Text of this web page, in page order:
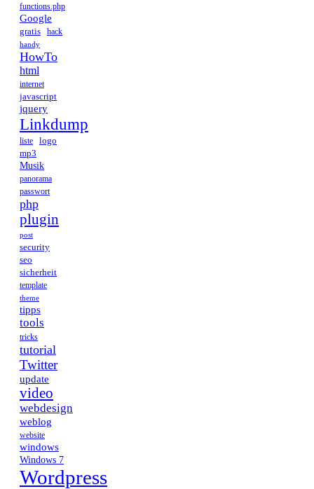
functions.php
Google
gratis hack
handy
HowTo
html
internet
javascript
jquery
Linkdump
liste
logo
mp3
Musik
panorama
passwort
php
plugin
post
security
seo
sicherheit
template
theme
tipps
tools
tricks
tutorial
Twitter
update
video
webdesign
weblog
website
windows
Windows 7
Wordpress